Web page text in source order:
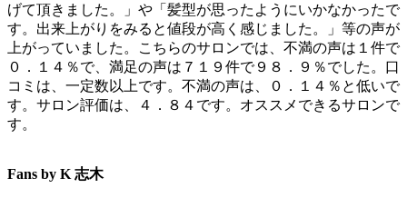
げて頂きました。」や「髪型が思ったようにいかなかったで
す。出来上がりをみると値段が高く感じました。」等の声が
上がっていました。こちらのサロンでは、不満の声は１件で
０．１４％で、満足の声は７１９件で９８．９％でした。口
コミは、一定数以上です。不満の声は、０．１４％と低いで
す。サロン評価は、４．８４です。オススメできるサロンで
す。
Fans by K 志木